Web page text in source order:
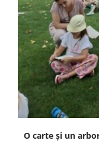
O carte și un